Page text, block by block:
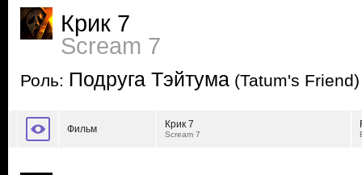
Крик 7
Scream 7
Роль: Подруга Тэйтума (Tatum's Friend)
Фильм Крик 7
Scream 7